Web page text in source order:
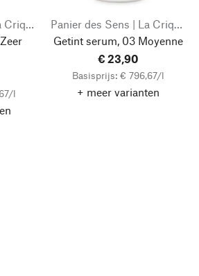
Panier des Sens | La Crique
l
Panier des Sens | La Crique
Getint serum, 03 Moyenne
€ 23,90
Basisprijs: € 796,67/l
+ meer varianten